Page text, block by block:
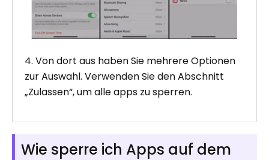
4. Von dort aus haben Sie mehrere Optionen
zur Auswahl. Verwenden Sie den Abschnitt
„Zulassen“, um alle apps zu sperren.
Wie sperre ich Apps auf dem